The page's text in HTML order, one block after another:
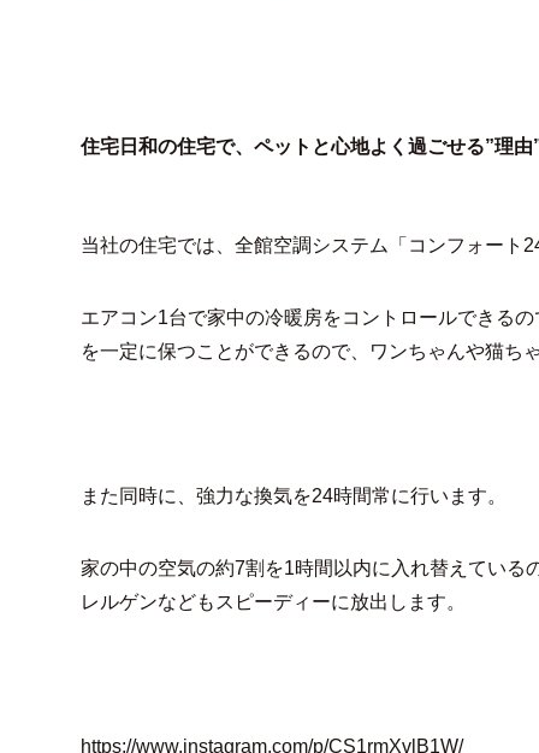
住宅日和の住宅で、ペットと心地よく過ごせる”理由
当社の住宅では、全館空調システム「コンフォート
エアコン1台で家中の冷暖房をコントロールできる
を一定に保つことができるので、ワンちゃんや猫ち
また同時に、強力な換気を24時間常に行います。
家の中の空気の約7割を1時間以内に入れ替えてい
レルゲンなどもスピーディーに放出します。
https://www.instagram.com/p/CS1rmXvlB1W/